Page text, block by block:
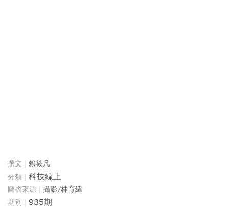
賴筱凡
科技線上
攝影/林育緯
935期